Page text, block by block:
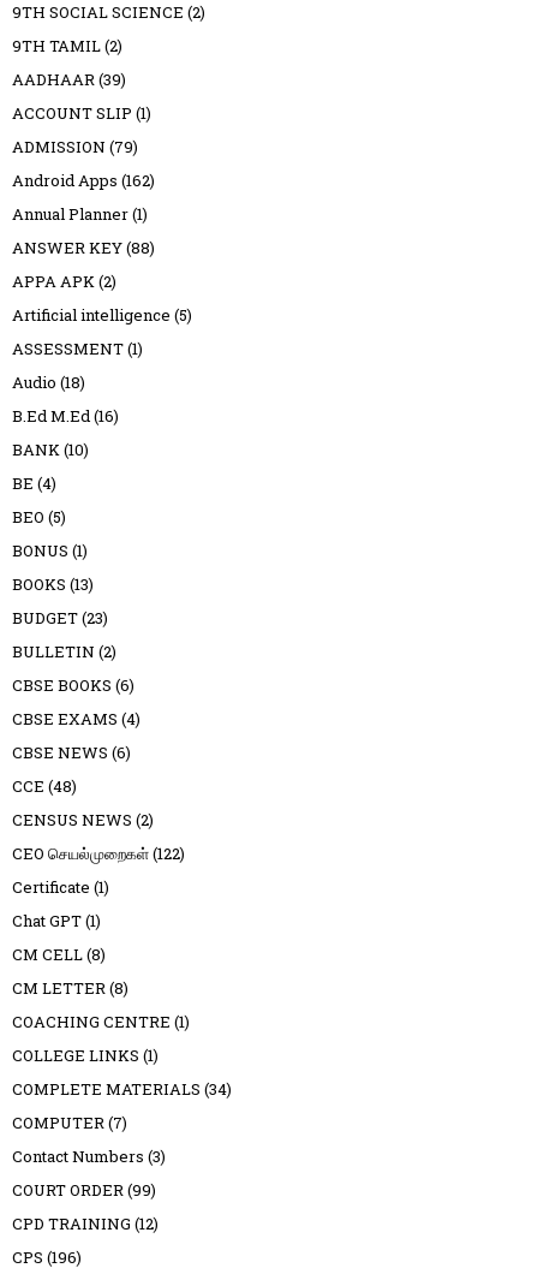
9TH SOCIAL SCIENCE (2)
9TH TAMIL(2)
AADHAAR(39)
ACCOUNT SLIP (1)
ADMISSION (79)
Android Apps (162)
Annual Planner(1)
ANSWER KEY(88)
APPA APK(2)
Artificial intelligence (5)
ASSESSMENT(1)
Audio (18)
B.Ed M.Ed(16)
BANK(10)
BE (4)
BEO (5)
BONUS (1)
BOOKS (13)
BUDGET(23)
BULLETIN (2)
CBSE BOOKS (6)
CBSE EXAMS (4)
CBSE NEWS (6)
CCE (48)
CENSUS NEWS (2)
CEO செயல்முறைகள்(122)
Certificate (1)
Chat GPT(1)
CM CELL(8)
CM LETTER(8)
COACHING CENTRE (1)
COLLEGE LINKS (1)
COMPLETE MATERIALS (34)
COMPUTER(7)
Contact Numbers (3)
COURT ORDER(99)
CPD TRAINING (12)
CPS (196)